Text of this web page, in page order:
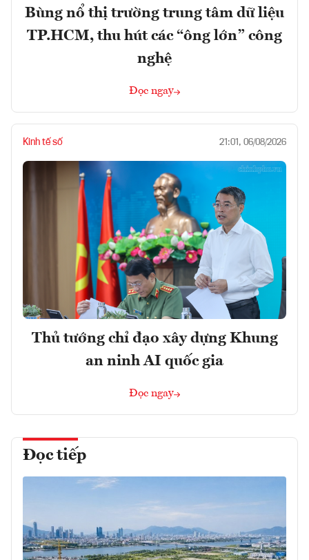
Bùng nổ thị trường trung tâm dữ liệu
TP.HCM, thu hút các “ông lớn” công
nghệ
Đọc ngay
Kinh tế số 21:01, 06/08/2026
Thủ tướng chỉ đạo xây dựng Khung
an ninh AI quốc gia
Đọc ngay
Đọc tiếp